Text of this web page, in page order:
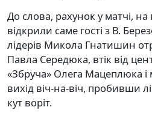
До слова, рахунок у матчі,
відкрили саме гості з В.
лідерів Микола Гнатишин
Павла Середюка, втік від
«Збруча» Олега Мацеплюка і
вихід віч-на-віч, пробивши
кут воріт.